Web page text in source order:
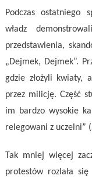
Podczas ostatniego
władz
przedstawienia,
„Dejmek, Dejmek”.
gdzie złożyli kwiaty,
przez milicję. Część
im bardzo wysokie
relegowani z uczelni”
Tak mniej więcej
protestów rozlała